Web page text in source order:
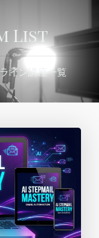
List
イン講座一覧